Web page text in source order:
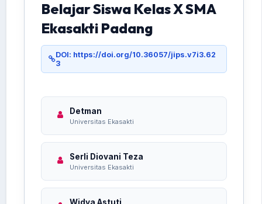
Belajar Siswa Kelas X SMA
Ekasakti Padang
DOI: https://doi.org/10.36057/jips.v7i3.62
3
Detman
Universitas Ekasakti
Serli Diovani Teza
Universitas Ekasakti